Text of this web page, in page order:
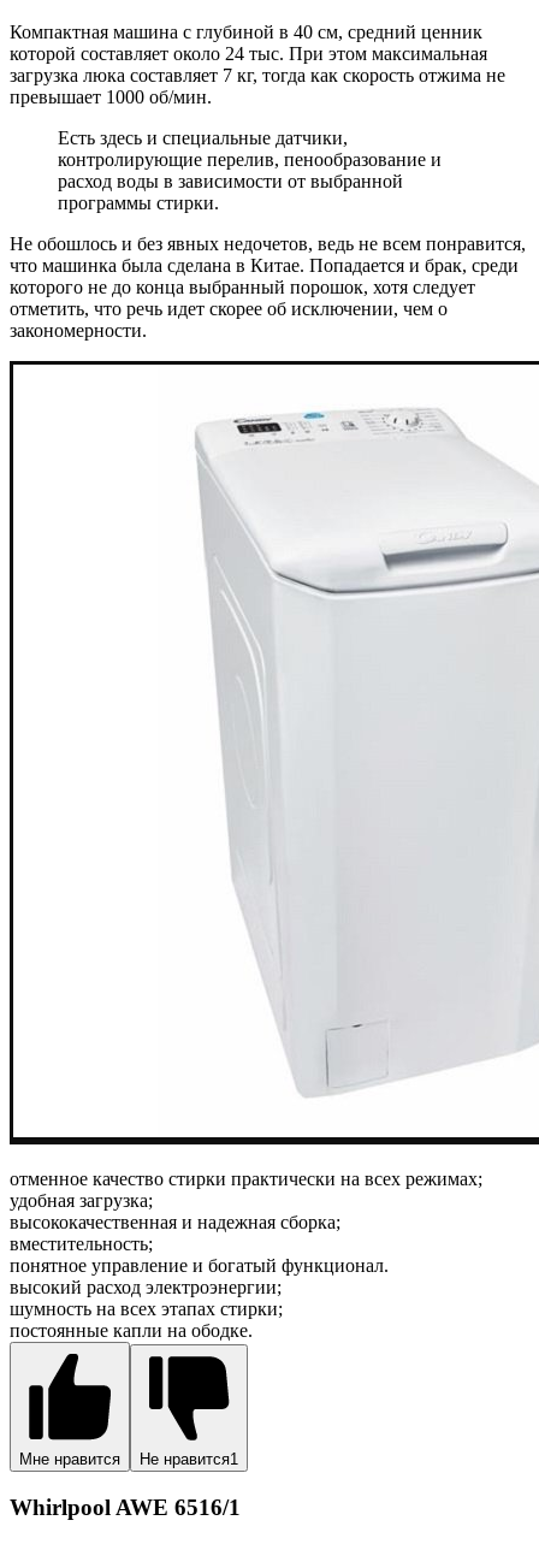
Компактная машина с глубиной в 40 см, средний ценник
которой составляет около 24 тыс. При этом максимальная
загрузка люка составляет 7 кг, тогда как скорость отжима не
превышает 1000 об/мин.
Есть здесь и специальные датчики,
контролирующие перелив, пенообразование и
расход воды в зависимости от выбранной
программы стирки.
Не обошлось и без явных недочетов, ведь не всем понравится,
что машинка была сделана в Китае. Попадается и брак, среди
которого не до конца выбранный порошок, хотя следует
отметить, что речь идет скорее об исключении, чем о
закономерности.
отменное качество стирки практически на всех режимах;
удобная загрузка;
высококачественная и надежная сборка;
вместительность;
понятное управление и богатый функционал.
высокий расход электроэнергии;
шумность на всех этапах стирки;
постоянные капли на ободке.
Мне нравится Не нравится1
Whirlpool AWE 6516/1